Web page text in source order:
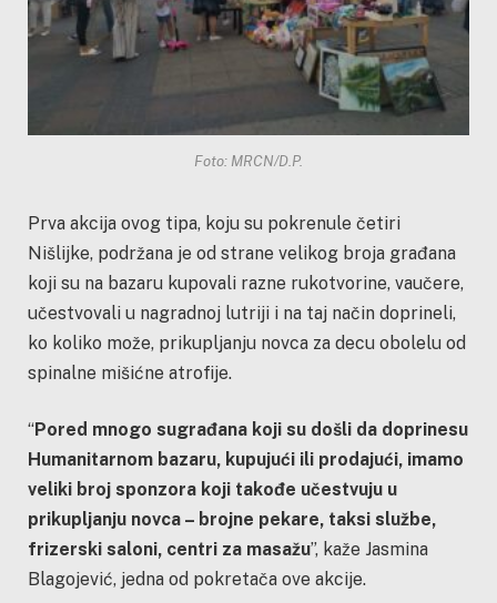
Foto: MRCN/D.P.
Prva akcija ovog tipa, koju su pokrenule četiri
Nišlijke, podržana je od strane velikog broja građana
koji su na bazaru kupovali razne rukotvorine, vaučere,
učestvovali u nagradnoj lutriji i na taj način doprineli,
ko koliko može, prikupljanju novca za decu obolelu od
spinalne mišićne atrofije.
“Pored mnogo sugrađana koji su došli da doprinesu
Humanitarnom bazaru, kupujući ili prodajući, imamo
veliki broj sponzora koji takođe učestvuju u
prikupljanju novca – brojne pekare, taksi službe,
frizerski saloni, centri za masažu”, kaže Jasmina
Blagojević, jedna od pokretača ove akcije.